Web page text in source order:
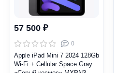
57 500 ₽
0
Apple iPad Mini 7 2024 128Gb
Wi-Fi + Cellular Space Gray